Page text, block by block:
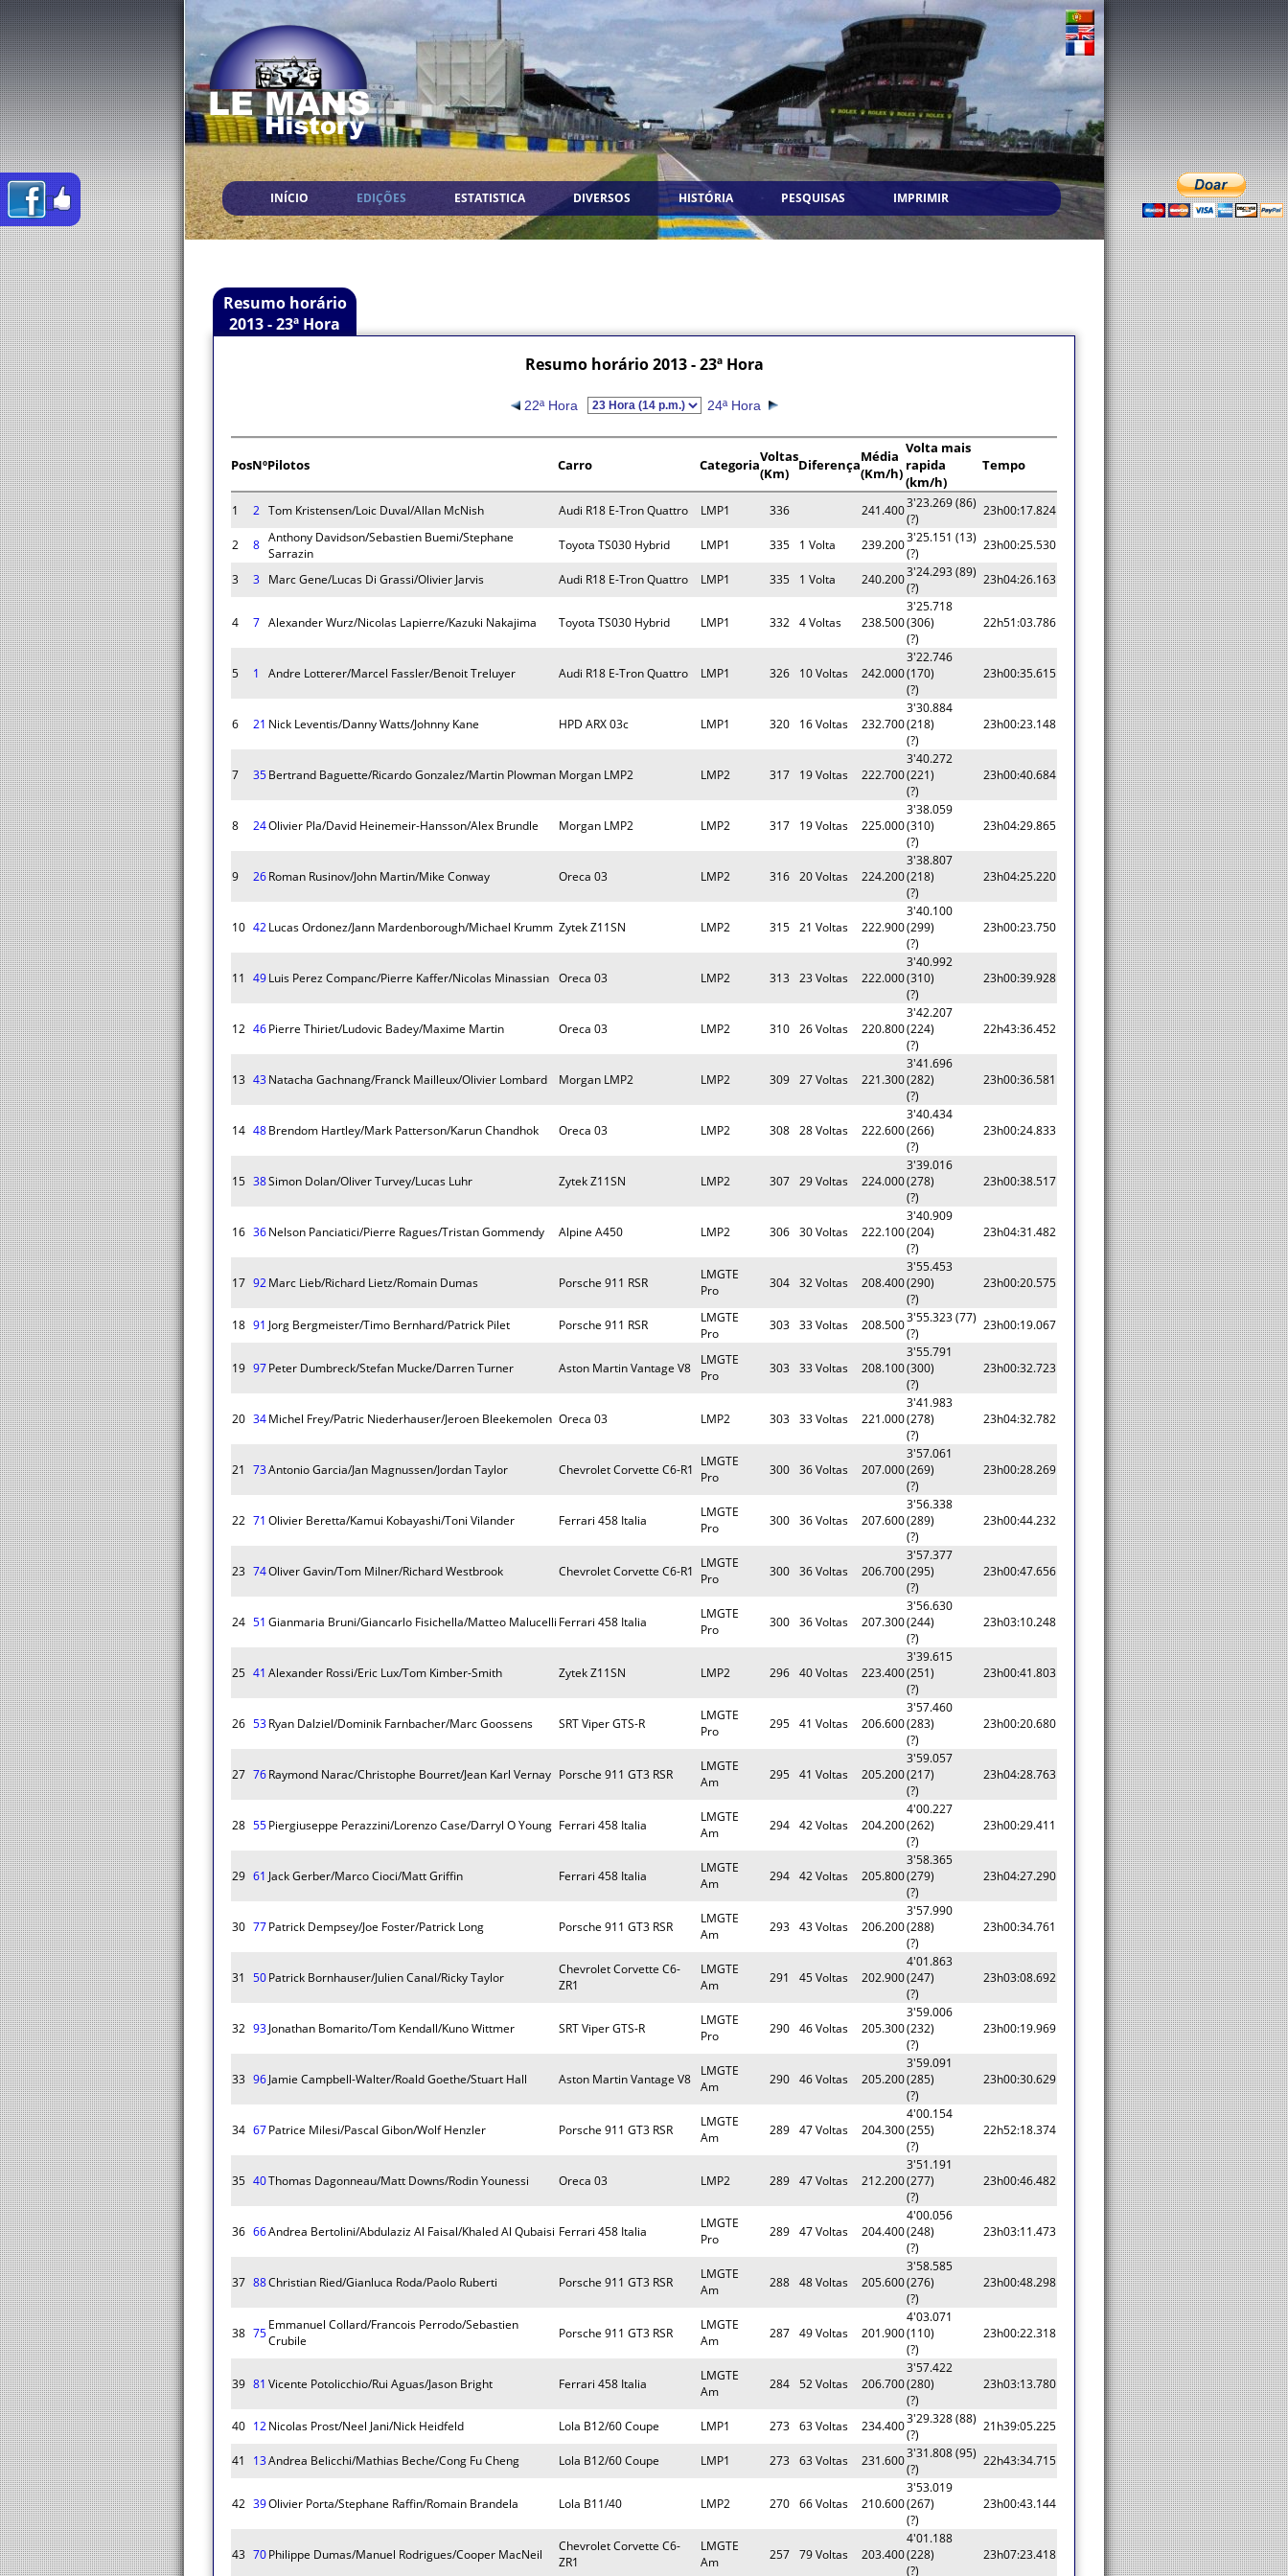
INÍCIO EDIÇÕES ESTATISTICA DIVERSOS HISTÓRIA PESQUISAS IMPRIMIR
Resumo horário
2013 - 23ª Hora
Resumo horário 2013 - 23ª Hora
22ª Hora 24ª Hora
PosNºPilotos Carro CategoriaVoltas
(Km)
DiferençaMédia
(Km/h)
Volta mais
rapida
(km/h)
Tempo
1 2 Tom Kristensen/Loic Duval/Allan McNish Audi R18 E-Tron Quattro LMP1 336 241.4003'23.269 (86)
(?)
23h00:17.824
2 8 Anthony Davidson/Sebastien Buemi/Stephane
Sarrazin
Toyota TS030 Hybrid LMP1 335 1 Volta 239.2003'25.151 (13)
(?)
23h00:25.530
3 3 Marc Gene/Lucas Di Grassi/Olivier Jarvis Audi R18 E-Tron Quattro LMP1 335 1 Volta 240.2003'24.293 (89)
(?)
23h04:26.163
4 7 Alexander Wurz/Nicolas Lapierre/Kazuki Nakajima Toyota TS030 Hybrid LMP1 332 4 Voltas 238.500
3'25.718
(306)
(?)
22h51:03.786
5 1 Andre Lotterer/Marcel Fassler/Benoit Treluyer Audi R18 E-Tron Quattro LMP1 326 10 Voltas 242.000
3'22.746
(170)
(?)
23h00:35.615
6 21 Nick Leventis/Danny Watts/Johnny Kane HPD ARX 03c LMP1 320 16 Voltas 232.700
3'30.884
(218)
(?)
23h00:23.148
7 35Bertrand Baguette/Ricardo Gonzalez/Martin Plowman Morgan LMP2 LMP2 317 19 Voltas 222.700
3'40.272
(221)
(?)
23h00:40.684
8 24Olivier Pla/David Heinemeir-Hansson/Alex Brundle Morgan LMP2 LMP2 317 19 Voltas 225.000
3'38.059
(310)
(?)
23h04:29.865
9 26Roman Rusinov/John Martin/Mike Conway Oreca 03 LMP2 316 20 Voltas 224.200
3'38.807
(218)
(?)
23h04:25.220
10 42Lucas Ordonez/Jann Mardenborough/Michael Krumm Zytek Z11SN LMP2 315 21 Voltas 222.900
3'40.100
(299)
(?)
23h00:23.750
11 49Luis Perez Companc/Pierre Kaffer/Nicolas Minassian Oreca 03 LMP2 313 23 Voltas 222.000
3'40.992
(310)
(?)
23h00:39.928
12 46Pierre Thiriet/Ludovic Badey/Maxime Martin Oreca 03 LMP2 310 26 Voltas 220.800
3'42.207
(224)
(?)
22h43:36.452
13 43Natacha Gachnang/Franck Mailleux/Olivier Lombard Morgan LMP2 LMP2 309 27 Voltas 221.300
3'41.696
(282)
(?)
23h00:36.581
14 48Brendom Hartley/Mark Patterson/Karun Chandhok Oreca 03 LMP2 308 28 Voltas 222.600
3'40.434
(266)
(?)
23h00:24.833
15 38Simon Dolan/Oliver Turvey/Lucas Luhr Zytek Z11SN LMP2 307 29 Voltas 224.000
3'39.016
(278)
(?)
23h00:38.517
16 36Nelson Panciatici/Pierre Ragues/Tristan Gommendy Alpine A450 LMP2 306 30 Voltas 222.100
3'40.909
(204)
(?)
23h04:31.482
17 92Marc Lieb/Richard Lietz/Romain Dumas Porsche 911 RSR
LMGTE
Pro
304 32 Voltas 208.400
3'55.453
(290)
(?)
23h00:20.575
18 91 Jorg Bergmeister/Timo Bernhard/Patrick Pilet Porsche 911 RSR
LMGTE
Pro
303 33 Voltas 208.5003'55.323 (77)
(?)
23h00:19.067
19 97Peter Dumbreck/Stefan Mucke/Darren Turner Aston Martin Vantage V8
LMGTE
Pro
303 33 Voltas 208.100
3'55.791
(300)
(?)
23h00:32.723
20 34Michel Frey/Patric Niederhauser/Jeroen Bleekemolen Oreca 03 LMP2 303 33 Voltas 221.000
3'41.983
(278)
(?)
23h04:32.782
21 73Antonio Garcia/Jan Magnussen/Jordan Taylor Chevrolet Corvette C6-R1
LMGTE
Pro
300 36 Voltas 207.000
3'57.061
(269)
(?)
23h00:28.269
22 71 Olivier Beretta/Kamui Kobayashi/Toni Vilander Ferrari 458 Italia
LMGTE
Pro
300 36 Voltas 207.600
3'56.338
(289)
(?)
23h00:44.232
23 74Oliver Gavin/Tom Milner/Richard Westbrook Chevrolet Corvette C6-R1
LMGTE
Pro
300 36 Voltas 206.700
3'57.377
(295)
(?)
23h00:47.656
24 51 Gianmaria Bruni/Giancarlo Fisichella/Matteo Malucelli Ferrari 458 Italia
LMGTE
Pro
300 36 Voltas 207.300
3'56.630
(244)
(?)
23h03:10.248
25 41 Alexander Rossi/Eric Lux/Tom Kimber-Smith Zytek Z11SN LMP2 296 40 Voltas 223.400
3'39.615
(251)
(?)
23h00:41.803
26 53Ryan Dalziel/Dominik Farnbacher/Marc Goossens SRT Viper GTS-R
LMGTE
Pro
295 41 Voltas 206.600
3'57.460
(283)
(?)
23h00:20.680
27 76Raymond Narac/Christophe Bourret/Jean Karl Vernay Porsche 911 GT3 RSR
LMGTE
Am
295 41 Voltas 205.200
3'59.057
(217)
(?)
23h04:28.763
28 55Piergiuseppe Perazzini/Lorenzo Case/Darryl O Young Ferrari 458 Italia
LMGTE
Am
294 42 Voltas 204.200
4'00.227
(262)
(?)
23h00:29.411
29 61 Jack Gerber/Marco Cioci/Matt Griffin Ferrari 458 Italia
LMGTE
Am
294 42 Voltas 205.800
3'58.365
(279)
(?)
23h04:27.290
30 77Patrick Dempsey/Joe Foster/Patrick Long Porsche 911 GT3 RSR
LMGTE
Am
293 43 Voltas 206.200
3'57.990
(288)
(?)
23h00:34.761
31 50Patrick Bornhauser/Julien Canal/Ricky Taylor
Chevrolet Corvette C6-
ZR1
LMGTE
Am
291 45 Voltas 202.900
4'01.863
(247)
(?)
23h03:08.692
32 93Jonathan Bomarito/Tom Kendall/Kuno Wittmer SRT Viper GTS-R
LMGTE
Pro
290 46 Voltas 205.300
3'59.006
(232)
(?)
23h00:19.969
33 96Jamie Campbell-Walter/Roald Goethe/Stuart Hall Aston Martin Vantage V8
LMGTE
Am
290 46 Voltas 205.200
3'59.091
(285)
(?)
23h00:30.629
34 67Patrice Milesi/Pascal Gibon/Wolf Henzler Porsche 911 GT3 RSR
LMGTE
Am
289 47 Voltas 204.300
4'00.154
(255)
(?)
22h52:18.374
35 40Thomas Dagonneau/Matt Downs/Rodin Younessi Oreca 03 LMP2 289 47 Voltas 212.200
3'51.191
(277)
(?)
23h00:46.482
36 66Andrea Bertolini/Abdulaziz Al Faisal/Khaled Al Qubaisi Ferrari 458 Italia
LMGTE
Pro
289 47 Voltas 204.400
4'00.056
(248)
(?)
23h03:11.473
37 88Christian Ried/Gianluca Roda/Paolo Ruberti Porsche 911 GT3 RSR
LMGTE
Am
288 48 Voltas 205.600
3'58.585
(276)
(?)
23h00:48.298
38 75
Emmanuel Collard/Francois Perrodo/Sebastien
Crubile
Porsche 911 GT3 RSR
LMGTE
Am
287 49 Voltas 201.900
4'03.071
(110)
(?)
23h00:22.318
39 81 Vicente Potolicchio/Rui Aguas/Jason Bright Ferrari 458 Italia
LMGTE
Am
284 52 Voltas 206.700
3'57.422
(280)
(?)
23h03:13.780
40 12Nicolas Prost/Neel Jani/Nick Heidfeld Lola B12/60 Coupe LMP1 273 63 Voltas 234.4003'29.328 (88)
(?)
21h39:05.225
41 13Andrea Belicchi/Mathias Beche/Cong Fu Cheng Lola B12/60 Coupe LMP1 273 63 Voltas 231.6003'31.808 (95)
(?)
22h43:34.715
42 39Olivier Porta/Stephane Raffin/Romain Brandela Lola B11/40 LMP2 270 66 Voltas 210.600
3'53.019
(267)
(?)
23h00:43.144
43 70Philippe Dumas/Manuel Rodrigues/Cooper MacNeil
Chevrolet Corvette C6-
ZR1
LMGTE
Am
257 79 Voltas 203.400
4'01.188
(228)
(?)
23h07:23.418